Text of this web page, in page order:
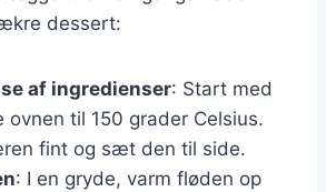
dessert:
af ingredienser: Start med
ovnen til 150 grader Celsius.
fint og sæt den til side.
: I en gryde, varm fløden op